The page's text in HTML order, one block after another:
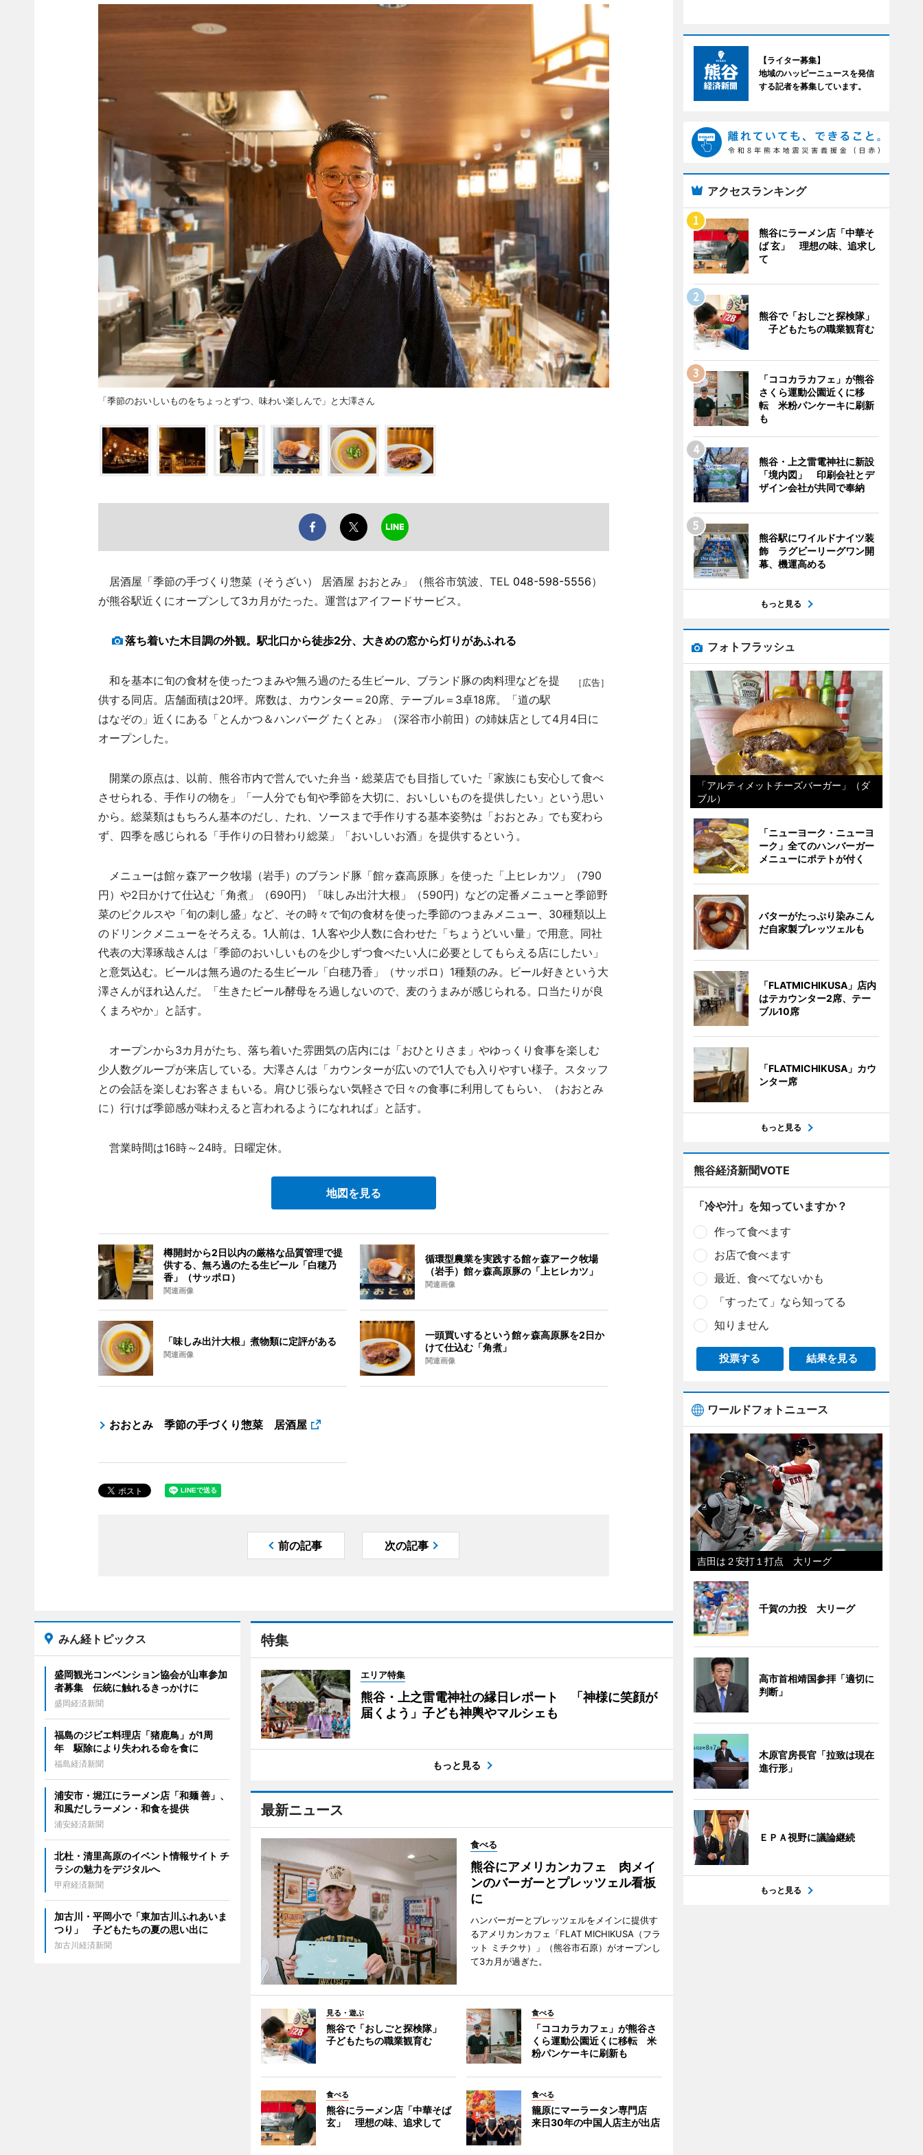
「季節のおいしいものをちょっとずつ、味わい楽しんで」と大澤さん
居酒屋「季節の手づくり惣菜（そうざい） 居酒屋 おおとみ」（熊谷市筑波、TEL 048-598-5556）
が熊谷駅近くにオープンして3カ月がたった。運営はアイフードサービス。
落ち着いた木目調の外観。駅北口から徒歩2分、大きめの窓から灯りがあふれる
［広告］
和を基本に旬の食材を使ったつまみや無ろ過のたる生ビール、ブランド豚の肉料理などを提
供する同店。店舗面積は20坪。席数は、カウンター＝20席、テーブル＝3卓18席。「道の駅
はなぞの」近くにある「とんかつ＆ハンバーグ たくとみ」（深谷市小前田）の姉妹店として4月4日に
オープンした。
開業の原点は、以前、熊谷市内で営んでいた弁当・総菜店でも目指していた「家族にも安心して食べ
させられる、手作りの物を」「一人分でも旬や季節を大切に、おいしいものを提供したい」という思い
から。総菜類はもちろん基本のだし、たれ、ソースまで手作りする基本姿勢は「おおとみ」でも変わら
ず、四季を感じられる「手作りの日替わり総菜」「おいしいお酒」を提供するという。
メニューは館ヶ森アーク牧場（岩手）のブランド豚「館ヶ森高原豚」を使った「上ヒレカツ」（790
円）や2日かけて仕込む「角煮」（690円）「味しみ出汁大根」（590円）などの定番メニューと季節野
菜のピクルスや「旬の刺し盛」など、その時々で旬の食材を使った季節のつまみメニュー、30種類以上
のドリンクメニューをそろえる。1人前は、1人客や少人数に合わせた「ちょうどいい量」で用意。同社
代表の大澤琢哉さんは「季節のおいしいものを少しずつ食べたい人に必要としてもらえる店にしたい」
と意気込む。ビールは無ろ過のたる生ビール「白穂乃香」（サッポロ）1種類のみ。ビール好きという大
澤さんがほれ込んだ。「生きたビール酵母をろ過しないので、麦のうまみが感じられる。口当たりが良
くまろやか」と話す。
オープンから3カ月がたち、落ち着いた雰囲気の店内には「おひとりさま」やゆっくり食事を楽しむ
少人数グループが来店している。大澤さんは「カウンターが広いので1人でも入りやすい様子。スタッフ
との会話を楽しむお客さまもいる。肩ひじ張らない気軽さで日々の食事に利用してもらい、（おおとみ
に）行けば季節感が味わえると言われるようになれれば」と話す。
営業時間は16時～24時。日曜定休。
地図を見る
樽開封から2日以内の厳格な品質管理で提
供する、無ろ過のたる生ビール「白穂乃
香」（サッポロ）
関連画像
循環型農業を実践する館ヶ森アーク牧場
（岩手）館ヶ森高原豚の「上ヒレカツ」
関連画像
「味しみ出汁大根」煮物類に定評がある
関連画像
一頭買いするという館ヶ森高原豚を2日か
けて仕込む「角煮」
関連画像
おおとみ 季節の手づくり惣菜 居酒屋
前の記事 次の記事
特集
エリア特集
熊谷・上之雷電神社の縁日レポート 「神様に笑顔が
届くよう」子ども神輿やマルシェも
もっと見る
最新ニュース
食べる
熊谷にアメリカンカフェ 肉メイ
ンのバーガーとプレッツェル看板
に
ハンバーガーとプレッツェルをメインに提供す
るアメリカンカフェ「FLAT MICHIKUSA（フラ
ット ミチクサ）」（熊谷市石原）がオープンし
て3カ月が過ぎた。
見る・遊ぶ
熊谷で「おしごと探検隊」
子どもたちの職業観育む
食べる
「ココカラカフェ」が熊谷さ
くら運動公園近くに移転 米
粉パンケーキに刷新も
食べる
熊谷にラーメン店「中華そば
玄」 理想の味、追求して
食べる
籠原にマーラータン専門店
来日30年の中国人店主が出店
みん経トピックス
盛岡観光コンベンション協会が山車参加
者募集 伝統に触れるきっかけに
盛岡経済新聞
福島のジビエ料理店「猪鹿鳥」が1周
年 駆除により失われる命を食に
福島経済新聞
浦安市・堀江にラーメン店「和麺 善」、
和風だしラーメン・和食を提供
浦安経済新聞
北杜・清里高原のイベント情報サイト チ
ラシの魅力をデジタルへ
甲府経済新聞
加古川・平岡小で「東加古川ふれあいま
つり」 子どもたちの夏の思い出に
加古川経済新聞
【ライター募集】
地域のハッピーニュースを発信
する記者を募集しています。
アクセスランキング
熊谷にラーメン店「中華そ
ば 玄」 理想の味、追求し
て
熊谷で「おしごと探検隊」
子どもたちの職業観育む
「ココカラカフェ」が熊谷
さくら運動公園近くに移
転 米粉パンケーキに刷新
も
熊谷・上之雷電神社に新設
「境内図」 印刷会社とデ
ザイン会社が共同で奉納
熊谷駅にワイルドナイツ装
飾 ラグビーリーグワン開
幕、機運高める
もっと見る
フォトフラッシュ
「アルティメットチーズバーガー」（ダ
ブル）
「ニューヨーク・ニューヨ
ーク」全てのハンバーガー
メニューにポテトが付く
バターがたっぷり染みこん
だ自家製プレッツェルも
「FLATMICHIKUSA」店内
はテカウンター2席、テー
ブル10席
「FLATMICHIKUSA」カウ
ンター席
もっと見る
熊谷経済新聞VOTE
「冷や汁」を知っていますか？
作って食べます
お店で食べます
最近、食べてないかも
「すったて」なら知ってる
知りません
投票する 結果を見る
ワールドフォトニュース
吉田は２安打１打点 大リーグ
千賀の力投 大リーグ
高市首相靖国参拝「適切に
判断」
木原官房長官「拉致は現在
進行形」
ＥＰＡ視野に議論継続
もっと見る